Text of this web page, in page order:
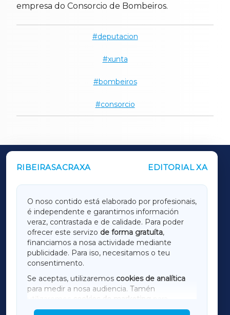
empresa do Consorcio de Bombeiros.
deputacion
xunta
bombeiros
consorcio
RIBEIRASACRAXA EDITORIAL XA
O noso contido está elaborado por profesionais,
é independente e garantimos información
veraz, contrastada e de calidade. Para poder
ofrecer este servizo de forma gratuíta,
financiamos a nosa actividade mediante
publicidade. Para iso, necesitamos o teu
consentimento.
Se aceptas, utilizaremos cookies de analítica
para medir a nosa audiencia. Tamén
utilizaremos
cookies de marketing
mostrar publicidade de terceiros.
OUTROS PERIÓDICOS
LUGOXA
TERRACHAXA
AMARIÑAXA